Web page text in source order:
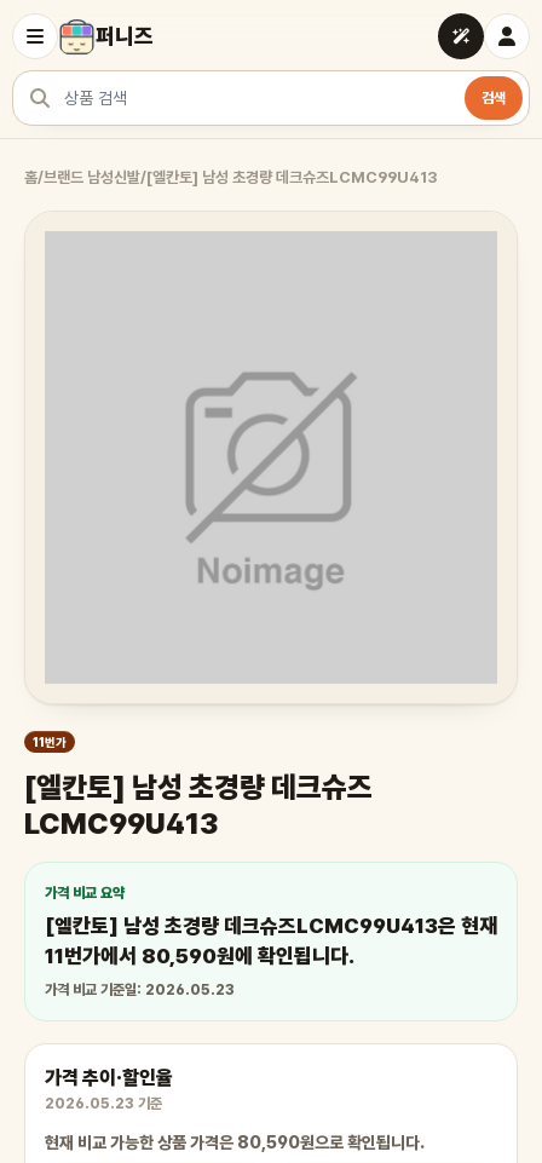
퍼니즈
상품 검색
검색
홈/브랜드 남성신발/[엘칸토] 남성 초경량 데크슈즈LCMC99U413
11번가
[엘칸토] 남성 초경량 데크슈즈
LCMC99U413
가격 비교 요약
[엘칸토] 남성 초경량 데크슈즈LCMC99U413은 현재
11번가에서 80,590원에 확인됩니다.
가격 비교 기준일: 2026.05.23
가격 추이·할인율
2026.05.23 기준
현재 비교 가능한 상품 가격은 80,590원으로 확인됩니다.